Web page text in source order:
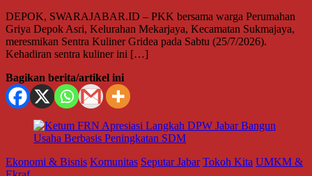
DEPOK, SWARAJABAR.ID – PKK bersama warga Perumahan
Griya Depok Asri, Kelurahan Mekarjaya, Kecamatan Sukmajaya,
meresmikan Sentra Kuliner Gridea pada Sabtu (25/7/2026).
Kehadiran sentra kuliner ini […]
Bagikan berita/artikel ini
Ekonomi & Bisnis Komunitas Seputar Jabar Tokoh Kita UMKM &